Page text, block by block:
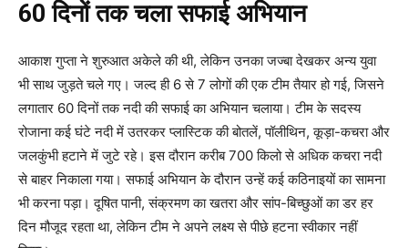
60 दिनों तक चला सफाई अभियान
आकाश गुप्ता ने शुरुआत अकेले की थी, लेकिन उनका जज्बा देखकर अन्य युवा
भी साथ जुड़ते चले गए। जल्द ही 6 से 7 लोगों की एक टीम तैयार हो गई, जिसने
लगातार 60 दिनों तक नदी की सफाई का अभियान चलाया। टीम के सदस्य
रोजाना कई घंटे नदी में उतरकर प्लास्टिक की बोतलें, पॉलीथिन, कूड़ा-कचरा और
जलकुंभी हटाने में जुटे रहे। इस दौरान करीब 700 किलो से अधिक कचरा नदी
से बाहर निकाला गया। सफाई अभियान के दौरान उन्हें कई कठिनाइयों का सामना
भी करना पड़ा। दूषित पानी, संक्रमण का खतरा और सांप-बिच्छुओं का डर हर
दिन मौजूद रहता था, लेकिन टीम ने अपने लक्ष्य से पीछे हटना स्वीकार नहीं